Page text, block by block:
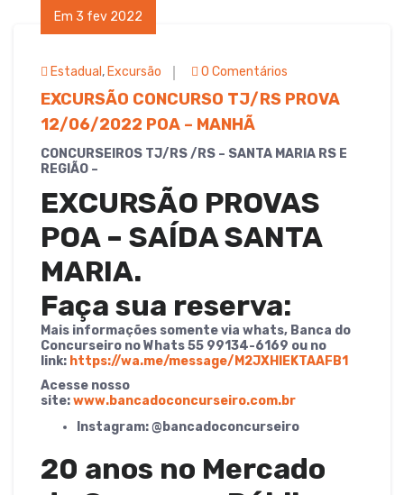
e
b
o
o
k
te
r
p
p
Em 3 fev 2022
Estadual , Excursão 0 Comentários
EXCURSÃO CONCURSO TJ/RS PROVA
12/06/2022 POA – MANHÃ
CONCURSEIROS TJ/RS /RS – SANTA MARIA RS E
REGIÃO –
EXCURSÃO PROVAS
POA – SAÍDA SANTA
MARIA.
Faça sua reserva:
Mais informações somente via whats, Banca do
Concurseiro no Whats 55 99134-6169 ou no
link: https://wa.me/message/M2JXHIEKTAAFB1
Acesse nosso
site:www.bancadoconcurseiro.com.br
Instagram: @bancadoconcurseiro
20 anos no Mercado